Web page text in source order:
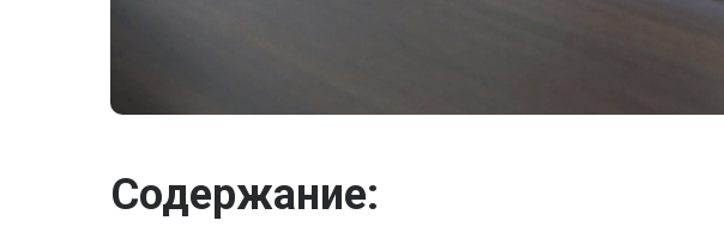
Содержание: